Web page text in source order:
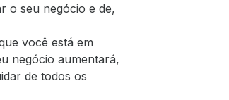
o seu negócio e de,
você está em
negócio aumentará,
de todos os